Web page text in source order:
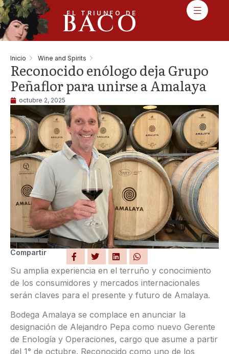
EL TRIUNFO DE
BACO
Inicio Wine and Spirits
Reconocido enólogo deja Grupo
Peñaflor para unirse a Amalaya
octubre 2, 2025
Compartir
Su amplia experiencia en el terruño y conocimiento
de los consumidores y mercados internacionales
serán claves para el presente y futuro de Amalaya.
Bodega Amalaya se complace en anunciar la
designación de Alejandro Pepa como nuevo Gerente
de Enología y Operaciones, cargo que asume a partir
del 1° de octubre. Reconocido como uno de los